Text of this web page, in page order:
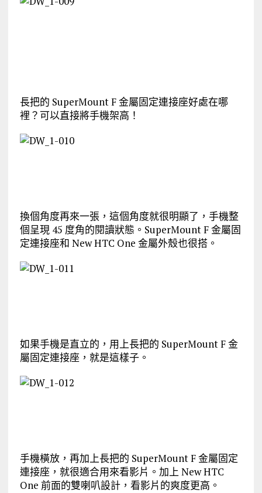
長把的 SuperMount F 金屬固定連接座好處在哪
裡？可以直接將手機架高！
換個角度再來一張，這個角度就很明顯了，手機整
個呈現 45 度角的閱讀狀態。SuperMount F 金屬固
定連接座和 New HTC One 金屬外殼也很搭。
如果手機是直立的，用上長把的 SuperMount F 金
屬固定連接座，就是這樣子。
手機橫放，再加上長把的 SuperMount F 金屬固定
連接座，就很適合用來看影片。加上 New HTC
One 前面的雙喇叭設計，看影片的爽度更高。